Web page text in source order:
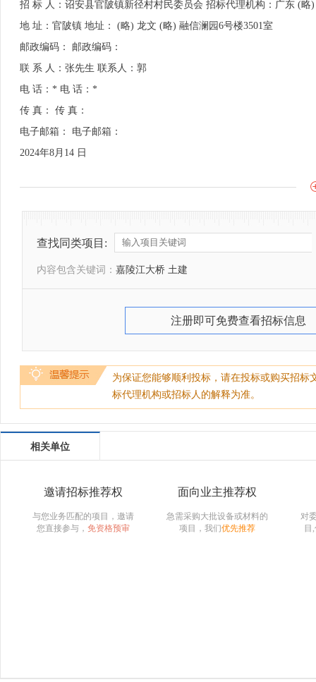
招 标 人：诏安县官陂镇新径村村民委员会 招标代理机构：广东 (略)
地 址：官陂镇 地址： (略) 龙文 (略) 融信澜园6号楼3501室
邮政编码： 邮政编码：
联 系 人：张先生 联系人：郭
电 话：* 电 话：*
传 真： 传 真：
电子邮箱： 电子邮箱：
2024年8月14 日
查找同类项目:
内容包含关键词： 嘉陵江大桥 土建
注册即可免费查看招标信息
为保证您能够顺利投标，请在投标或购买招
标代理机构或招标人的解释为准。
相关单位
邀请招标推荐权
与您业务匹配的项目，邀请
您直接参与， 免资格预审
面向业主推荐权
急需采购大批设备或材料的
项目，我们优先推荐
对
目